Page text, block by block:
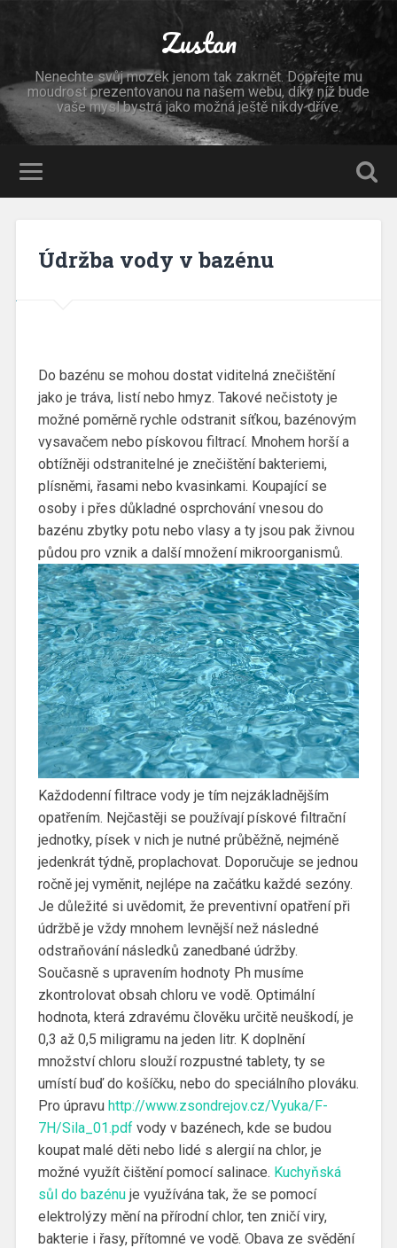
Zustan
Nenechte svůj mozek jenom tak zakrnět. Dopřejte mu
moudrost prezentovanou na našem webu, díky níž bude
vaše mysl bystrá jako možná ještě nikdy dříve.
Údržba vody v bazénu
Do bazénu se mohou dostat viditelná znečištění
jako je tráva, listí nebo hmyz. Takové nečistoty je
možné poměrně rychle odstranit síťkou, bazénovým
vysavačem nebo pískovou filtrací. Mnohem horší a
obtížněji odstranitelné je znečištění bakteriemi,
plísněmi, řasami nebo kvasinkami. Koupající se
osoby i přes důkladné osprchování vnesou do
bazénu zbytky potu nebo vlasy a ty jsou pak živnou
půdou pro vznik a další množení mikroorganismů.
Každodenní filtrace vody je tím nejzákladnějším
opatřením. Nejčastěji se používají pískové filtrační
jednotky, písek v nich je nutné průběžně, nejméně
jedenkrát týdně, proplachovat. Doporučuje se jednou
ročně jej vyměnit, nejlépe na začátku každé sezóny.
Je důležité si uvědomit, že preventivní opatření při
údržbě je vždy mnohem levnější než následné
odstraňování následků zanedbané údržby.
Současně s upravením hodnoty Ph musíme
zkontrolovat obsah chloru ve vodě. Optimální
hodnota, která zdravému člověku určitě neuškodí, je
0,3 až 0,5 miligramu na jeden litr. K doplnění
množství chloru slouží rozpustné tablety, ty se
umístí buď do košíčku, nebo do speciálního plováku.
Pro úpravu http://www.zsondrejov.cz/Vyuka/F-
7H/Sila_01.pdfvody v bazénech, kde se budou
koupat malé děti nebo lidé s alergií na chlor, je
možné využít čištění pomocí salinace. Kuchyňská
sůl do bazénuje využívána tak, že se pomocí
elektrolýzy mění na přírodní chlor, ten zničí viry,
bakterie i řasy, přítomné ve vodě. Obava ze svědění